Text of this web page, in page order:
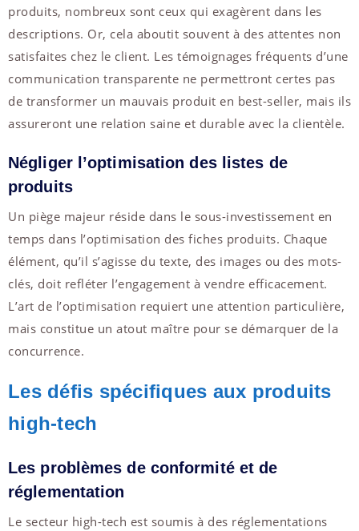
produits, nombreux sont ceux qui exagèrent dans les
descriptions. Or, cela aboutit souvent à des attentes non
satisfaites chez le client. Les témoignages fréquents d’une
communication transparente ne permettront certes pas
de transformer un mauvais produit en best-seller, mais ils
assureront une relation saine et durable avec la clientèle.
Négliger l’optimisation des listes de
produits
Un piège majeur réside dans le sous-investissement en
temps dans l’optimisation des fiches produits. Chaque
élément, qu’il s’agisse du texte, des images ou des mots-
clés, doit refléter l’engagement à vendre efficacement.
L’art de l’optimisation requiert une attention particulière,
mais constitue un atout maître pour se démarquer de la
concurrence.
Les défis spécifiques aux produits
high-tech
Les problèmes de conformité et de
réglementation
Le secteur high-tech est soumis à des réglementations